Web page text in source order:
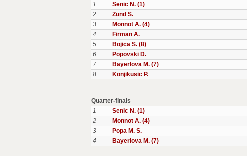
1
Senic N. (1)
2
Zund S.
3
Monnot A. (4)
4
Firman A.
5
Bojica S. (8)
6
Popovski D.
7
Bayerlova M. (7)
8
Konjikusic P.
Quarter-finals
1
Senic N. (1)
2
Monnot A. (4)
3
Popa M. S.
4
Bayerlova M. (7)